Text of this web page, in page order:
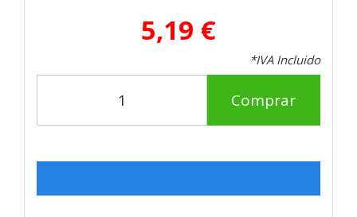
5,19 €
*IVA Incluido
Comprar